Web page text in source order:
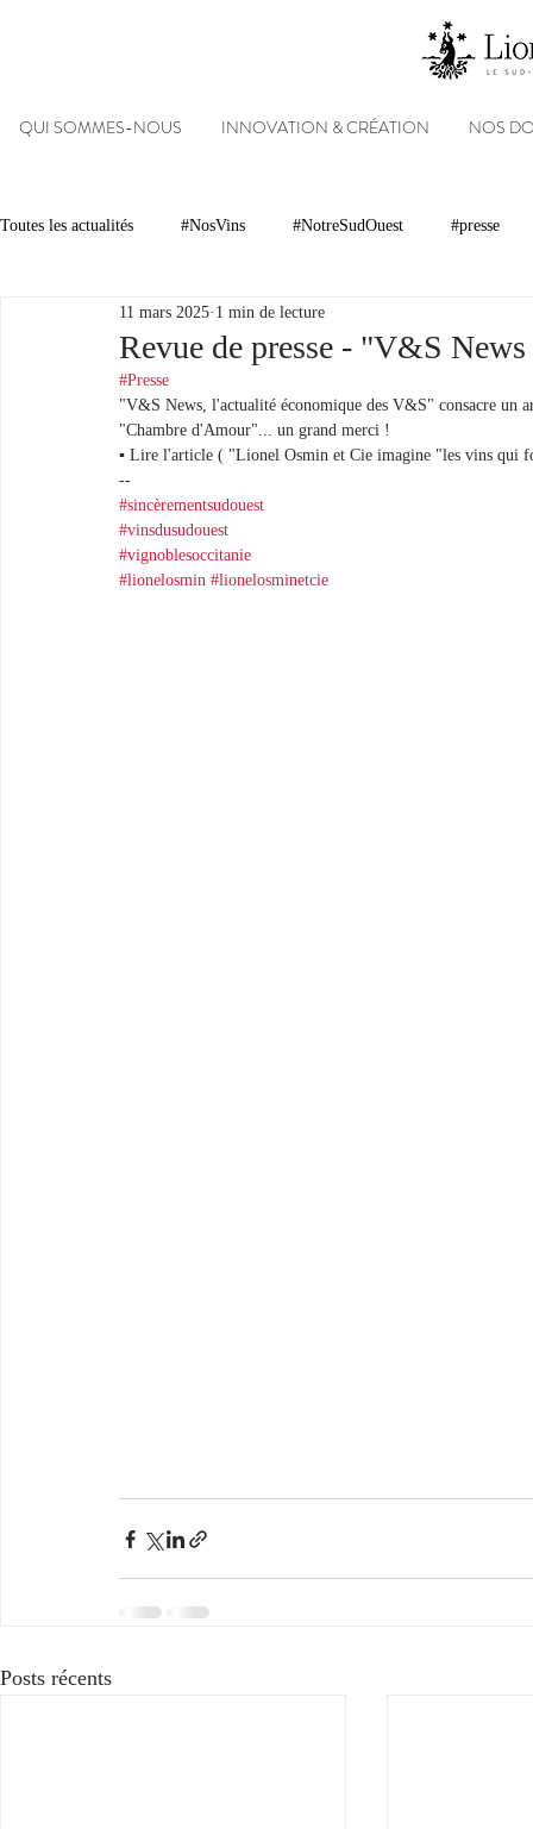
QUI SOMMES-NOUS INNOVATION & CRÉATION NOS
Toutes les actualités #NosVins #NotreSudOuest #presse
Chambre d’Amour Vins Armagnacs
Dégustations Evénements Réseaux sociaux
#NosDomaines
Revue de presse - "V&S
11 mars 2025 1 min de lecture
#Presse
"V&S News, l'actualité économique des V&S" consacre un
"Chambre d'Amour"... un grand merci !
▪︎ Lire l'article ( "Lionel Osmin et Cie imagine "les vins
--
#sincèrementsudouest
#vinsdusudouest
#vignoblesoccitanie
#lionelosmin #lionelosminetcie
Posts récents